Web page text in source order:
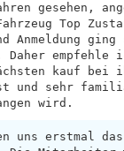
gesehen,
Top
Anmeldung
empfehle
kauf bei
und sehr
wird.
uns erstmal